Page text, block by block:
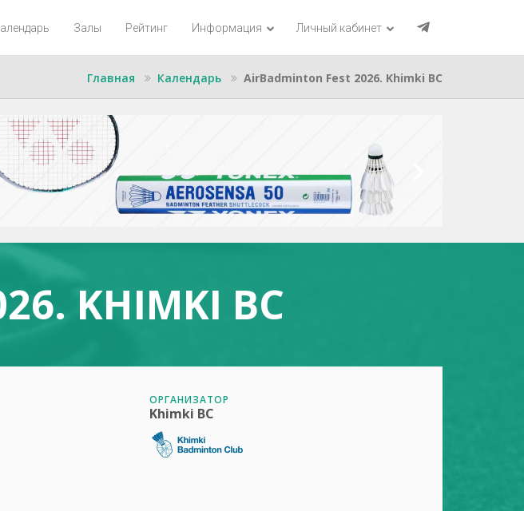
Залы Рейтинг Информация Личный кабинет
Главная Календарь AirBadminton Fest 2026. Khimki BC
KHIMKI BC
ОРГАНИЗАТОР
Khimki BC